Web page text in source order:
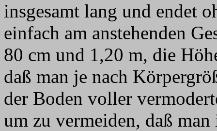
insgesamt lang und endet
einfach am anstehenden
80 cm und 1,20 m, die
daß man je nach
der Boden voller
um zu vermeiden, daß man